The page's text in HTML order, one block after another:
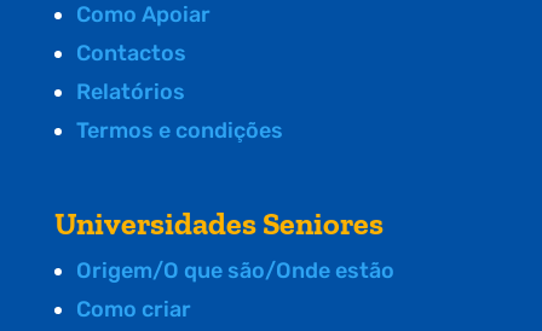
Como Apoiar
Contactos
Relatórios
Termos e condições
Universidades Seniores
Origem/O que são/Onde estão
Como criar